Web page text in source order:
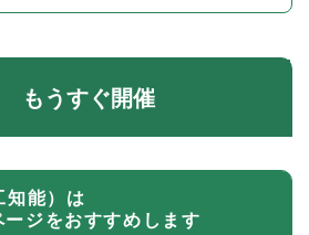
もうすぐ開催
知能）は
ージをおすすめします